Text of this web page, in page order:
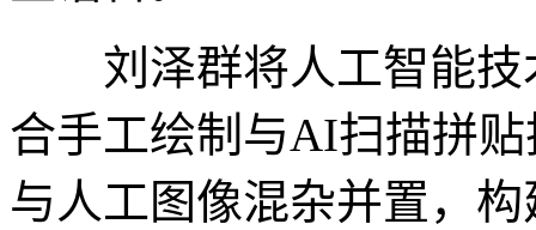
刘泽群将人工智能技
合手工绘制与AI扫描拼
与人工图像混杂并置，